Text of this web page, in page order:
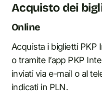
Acquisto dei
Online
Acquista i biglietti
o tramite l’app PKP
inviati via e-mail o al
indicati in PLN.